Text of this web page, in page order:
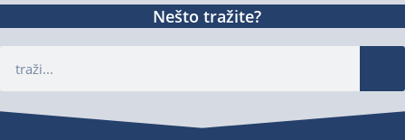
Nešto tražite?